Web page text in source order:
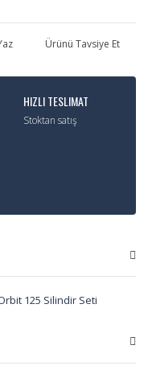
Ürünü Tavsiye Et
HIZLI TESLIMAT
Stoktan satış